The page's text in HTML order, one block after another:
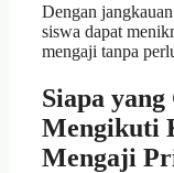
Dengan
siswa dapat
mengaji tanpa
Siapa yang
Mengikuti
Mengaji